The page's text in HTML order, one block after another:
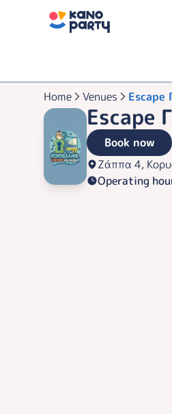
Home Venues Escape
Escape
Book now
Ζάππα 4,
Operating